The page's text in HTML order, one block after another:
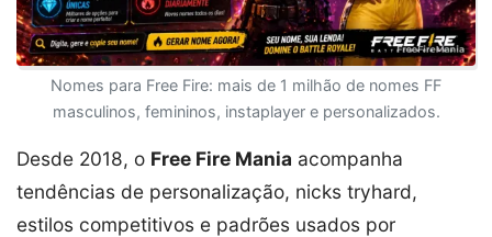
Nomes para Free Fire: mais de 1 milhão de nomes FF
masculinos, femininos, instaplayer e personalizados.
Desde 2018, o Free Fire Mania acompanha
tendências de personalização, nicks tryhard,
estilos competitivos e padrões usados por